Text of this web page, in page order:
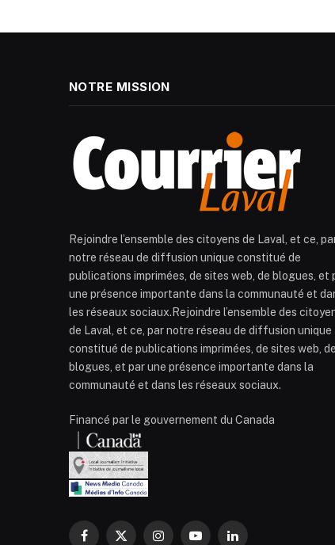
NOTRE MISSION
Rejoindre l’ensemble des citoyens de Laval, et ce,
notre réseau de diffusion unique constitué de
publications imprimées, de sites web, de blogues, et
une présence importante dans la communauté et
les réseaux sociaux.Rejoindre l’ensemble des
de Laval, et ce, par notre réseau de diffusion unique
constitué de publications imprimées, de sites web, de
blogues, et par une présence importante dans la
communauté et dans les réseaux sociaux.
Financé par le gouvernement du Canada
Facebook
X InstagramYouTubeLinkedIn